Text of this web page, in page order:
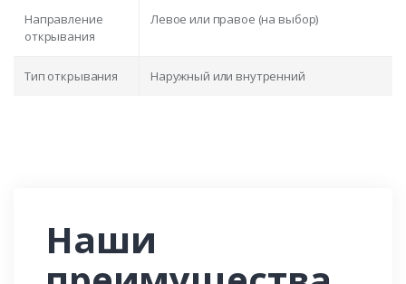
Направление
открывания
Левое или правое (на выбор)
Тип открывания Наружный или внутренний
Наши